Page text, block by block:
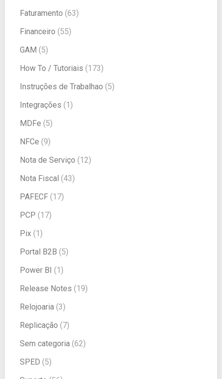
Faturamento (63)
Financeiro (55)
GAM (5)
How To / Tutoriais (173)
Instruções de Trabalhao (5)
Integrações (1)
MDFe (5)
NFCe (9)
Nota de Serviço (12)
Nota Fiscal (43)
PAFECF (17)
PCP (17)
Pix (1)
Portal B2B (5)
Power BI (1)
Release Notes (19)
Relojoaria (3)
Replicação (7)
Sem categoria (62)
SPED (5)